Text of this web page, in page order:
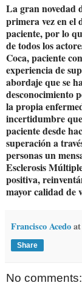
La gran novedad
primera vez en el
paciente, por lo
de todos los
Coca, paciente
experiencia de
abordaje que se
desconocimiento
la propia
incertidumbre
paciente desde
superación a
personas un
Esclerosis
positiva,
mayor calidad de
Francisco Acedoat
Share
No comments: